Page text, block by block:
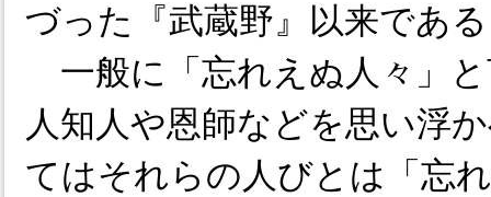
づった『武蔵野』以来であ
一般に「忘れえぬ人々」
人知人や恩師などを思い浮
てはそれらの人びとは「忘